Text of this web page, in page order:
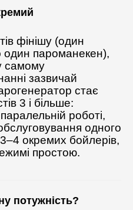
фінішу (один
один пароманекен),
самому
зазвичай
стає
3 і більше:
роботі,
одного
окремих бойлерів,
простою.
потужність?